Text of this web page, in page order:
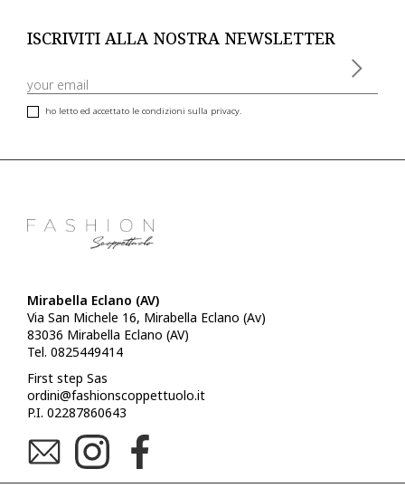
ISCRIVITI ALLA NOSTRA NEWSLETTER
ho letto ed accettato le condizioni sulla privacy.
Mirabella Eclano (AV)
Via San Michele 16, Mirabella Eclano (Av)
83036 Mirabella Eclano (AV)
Tel. 0825449414
First step Sas
ordini@fashionscoppettuolo.it
P.I. 02287860643